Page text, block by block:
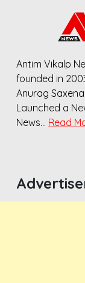
Antim Vikalp
founded in
Anurag
Launched a
News… Read